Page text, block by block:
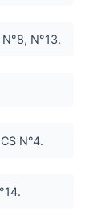
N°13.
N°4.